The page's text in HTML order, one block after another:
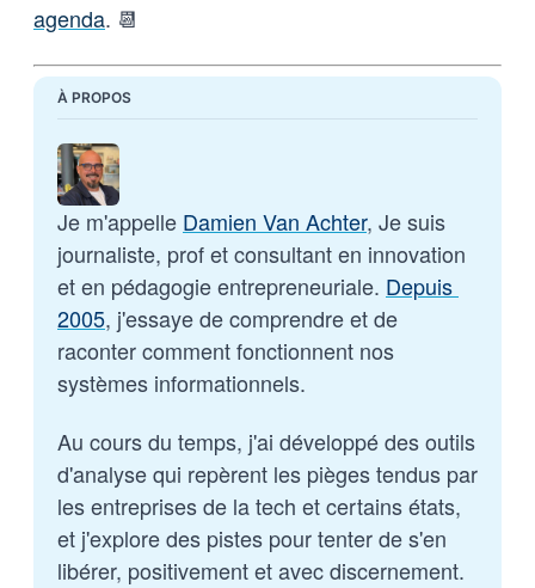
agenda. 📆
À PROPOS
Je m'appelle Damien Van Achter, Je suis
journaliste, prof et consultant en innovation
et en pédagogie entrepreneuriale. Depuis
2005, j'essaye de comprendre et de
raconter comment fonctionnent nos
systèmes informationnels.
Au cours du temps, j'ai développé des outils
d'analyse qui repèrent les pièges tendus par
les entreprises de la tech et certains états,
et j'explore des pistes pour tenter de s'en
libérer, positivement et avec discernement.